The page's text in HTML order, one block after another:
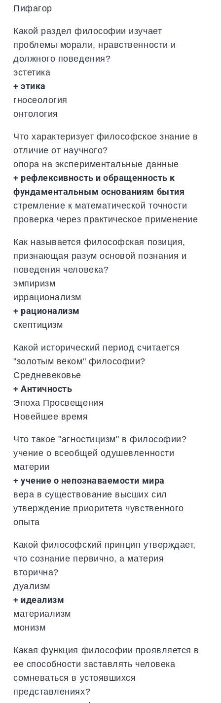
Пифагор
Какой раздел философии изучает
проблемы морали, нравственности и
должного поведения?
эстетика
+ этика
гносеология
онтология
Что характеризует философское знание в
отличие от научного?
опора на экспериментальные данные
+ рефлексивность и обращенность к
фундаментальным основаниям бытия
стремление к математической точности
проверка через практическое применение
Как называется философская позиция,
признающая разум основой познания и
поведения человека?
эмпиризм
иррационализм
+ рационализм
скептицизм
Какой исторический период считается
"золотым веком" философии?
Средневековье
+ Античность
Эпоха Просвещения
Новейшее время
Что такое "агностицизм" в философии?
учение о всеобщей одушевленности
материи
+ учение о непознаваемости мира
вера в существование высших сил
утверждение приоритета чувственного
опыта
Какой философский принцип утверждает,
что сознание первично, а материя
вторична?
дуализм
+ идеализм
материализм
монизм
Какая функция философии проявляется в
ее способности заставлять человека
сомневаться в устоявшихся
представлениях?